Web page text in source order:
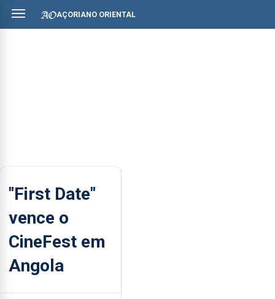
AÇORIANO ORIENTAL
"First Date"
vence o
CineFest em
Angola